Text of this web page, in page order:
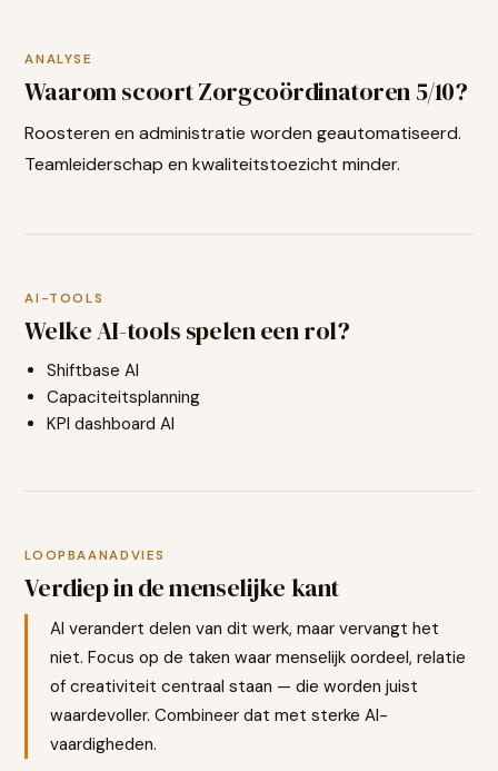
ANALYSE
Waarom scoortZorgcoördinatoren 5/10?
Roosteren en administratie worden geautomatiseerd.
Teamleiderschap en kwaliteitstoezicht minder.
AI-TOOLS
Welke AI-tools spelen een rol?
Shiftbase AI
Capaciteitsplanning
KPI dashboard AI
LOOPBAANADVIES
Verdiep in de menselijke kant
AI verandert delen van dit werk, maar vervangt het
niet. Focus op de taken waar menselijk oordeel, relatie
of creativiteit centraal staan — die worden juist
waardevoller. Combineer dat met sterke AI-
vaardigheden.